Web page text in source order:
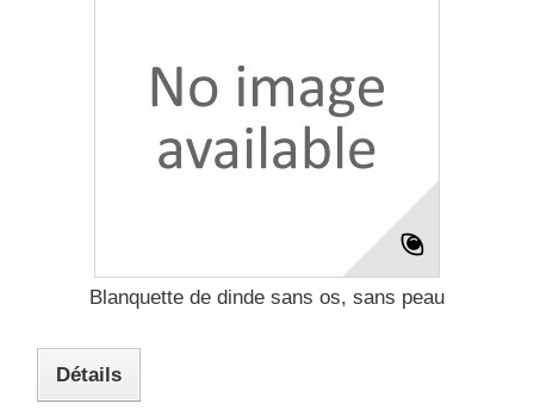
Blanquette de dinde sans os, sans peau
Détails